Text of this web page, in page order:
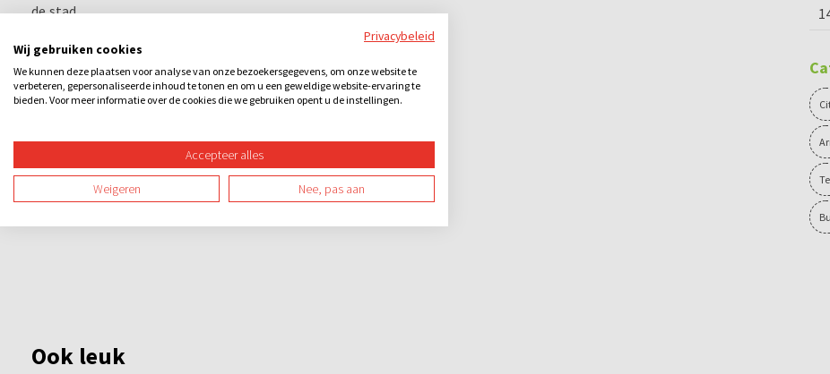
de stad.
Ook leuk
Privacybeleid
Wij gebruiken cookies
We kunnen deze plaatsen voor analyse van onze bezoekersgegevens, om onze website te
verbeteren, gepersonaliseerde inhoud te tonen en om u een geweldige website-ervaring te
bieden. Voor meer informatie over de cookies die we gebruiken opent u de instellingen.
Accepteer alles
Weigeren Nee, pas aan